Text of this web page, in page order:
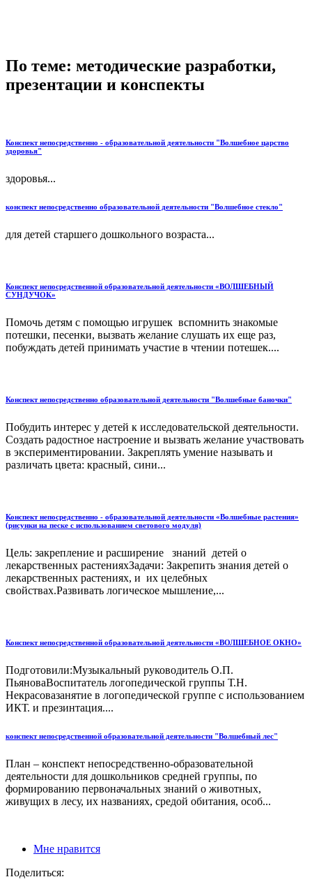
По теме: методические разработки,
презентации и конспекты
Конспект непосредственно - образовательной деятельности "Волшебное царство
здоровья"
здоровья...
конспект непосредственно образовательной деятельности "Волшебное стекло"
для детей старшего дошкольного возраста...
Конспект непосредственной образовательной деятельности «ВОЛШЕБНЫЙ
СУНДУЧОК»
Помочь детям с помощью игрушек вспомнить знакомые
потешки, песенки, вызвать желание слушать их еще раз,
побуждать детей принимать участие в чтении потешек....
Конспект непосредственно образовательной деятельности "Волшебные баночки"
Побудить интерес у детей к исследовательской деятельности.
Создать радостное настроение и вызвать желание участвовать
в экспериментировании. Закреплять умение называть и
различать цвета: красный, сини...
Конспект непосредственно - образовательной деятельности «Волшебные растения»
(рисунки на песке с использованием светового модуля)
Цель: закрепление и расширение знаний детей о
лекарственных растенияхЗадачи: Закрепить знания детей о
лекарственных растениях, и их целебных
свойствах.Развивать логическое мышление,...
Конспект непосредственной образовательной деятельности «ВОЛШЕБНОЕ ОКНО»
Подготовили:Музыкальный руководитель О.П.
ПьяноваВоспитатель логопедической группы Т.Н.
Некрасовазанятие в логопедической группе с использованием
ИКТ. и презинтация....
конспект непосредственной образовательной деятельности "Волшебный лес"
План – конспект непосредственно-образовательной
деятельности для дошкольников средней группы, по
формированию первоначальных знаний о животных,
живущих в лесу, их названиях, средой обитания, особ...
Мне нравится
Поделиться: